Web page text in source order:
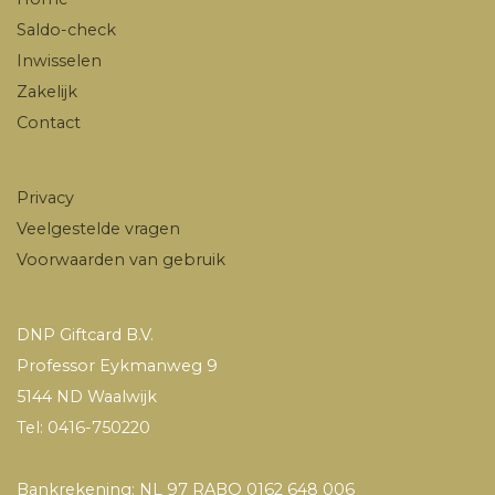
Saldo-check
Inwisselen
Zakelijk
Contact
Privacy
Veelgestelde vragen
Voorwaarden van gebruik
DNP Giftcard B.V.
Professor Eykmanweg 9
5144 ND Waalwijk
Tel: 0416-750220
Bankrekening: NL 97 RABO 0162 648 006